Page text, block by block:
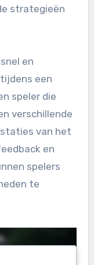
strategieën
en
een
speler die
verschillende
van het
en
spelers
te